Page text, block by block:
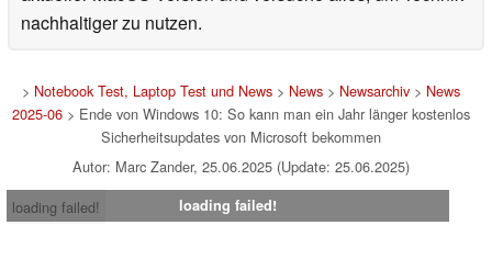
nachhaltiger zu nutzen.
> Notebook Test, Laptop Test und News> News> Newsarchiv> News
2025-06> Ende von Windows 10: So kann man ein Jahr länger kostenlos
Sicherheitsupdates von Microsoft bekommen
Autor: Marc Zander, 25.06.2025 (Update: 25.06.2025)
loading failed!
loading failed!